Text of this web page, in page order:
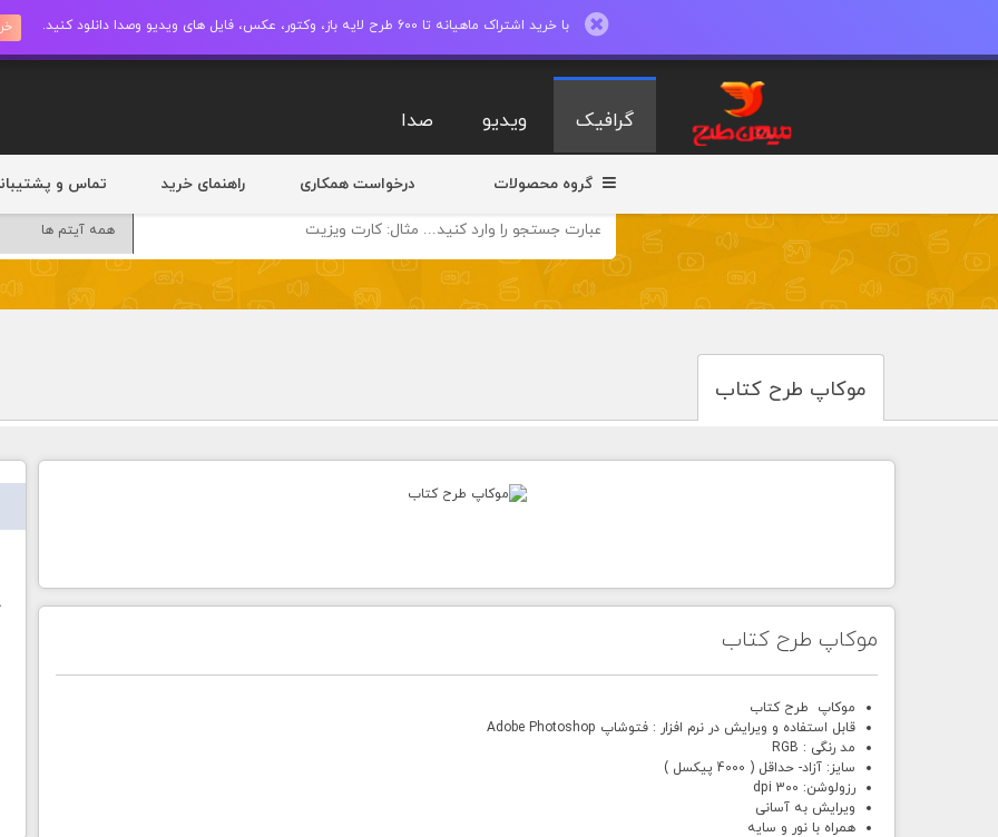
با خرید اشتراک ماهیانه تا 600 طرح لایه باز، وکتور، عکس، فایل های ویدیو وصدا دانلود کنید.
گرافیک ویدیو صدا
گروه محصولات درخواست همکاری راهنمای خرید تماس و
موکاپ طرح کتاب
موکاپ طرح کتاب
موکاپ طرح کتاب
قابل استفاده و ویرایش در نرم افزار : فتوشاپ Adobe Photoshop
مد رنگی : RGB
سایز: آزاد- حداقل ( 4000 پیکسل )
رزولوشن: 300 dpi
ویرایش به آسانی
همراه با نور و سایه